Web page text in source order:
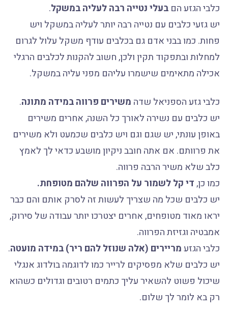
כלבי הגזע הם בעלי נטייה רבה לעליה במשקל.
יש גזעי כלבים עם נטייה רבה יותר לעליה במשקל ויש
פחות. כמו בבני אדם גם בכלבים עודף משקל עלול לגרום
למחלות ובתפקוד תקין ולכן, חשוב להקנות לכלבים הרגלי
אכילה מתאימים שישמרו עליהם מפני עליה במשקל.
כלבי גזע הספניאל שדה משירים פרווה במידה מתונה.
יש כלבים עם נשירה לאורך כל השנה, אחרים משירים
באופן עונתי, יש שגם וגם ויש כלבים שכמעט ולא משירים
את פרוותם. אם אתה חובב ניקיון מושבע כדאי לך לאמץ
כלב שלא משיר הרבה פרווה.
כמו כן,די קל לשמור על הפרווה שלהם מטופחת.
יש כלבים שכל מה שצריך לעשות זה לסרק אותם והם כבר
יראו מאוד מטופחים, אחרים יצטרכו יותר עבודה של סירוק,
אמבטיה וגזיזת הפרווה.
כלבי הגזעמריירים (אלה שנוזל להם ריר) במידה מועטה.
יש כלבים שלא מפסיקים לרייר כמו לדוגמה בולדוג אנגלי
שיכול פשוט להשאיר עליך כתמים רטובים וגדולים כשהוא
רק בא לומר לך שלום.